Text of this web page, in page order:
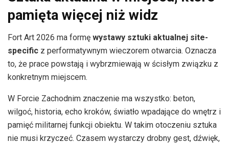
pamięta więcej niż widz
Fort Art 2026 ma formę wystawy sztuki aktualnej site-
specific z performatywnym wieczorem otwarcia. Oznacza
to, że prace powstają i wybrzmiewają w ścisłym związku z
konkretnym miejscem.
W Forcie Zachodnim znaczenie ma wszystko: beton,
wilgoć, historia, echo kroków, światło wpadające do wnętrz i
pamięć militarnej funkcji obiektu. W takim otoczeniu sztuka
nie musi krzyczeć. Czasem wystarczy drobny gest, dźwięk,